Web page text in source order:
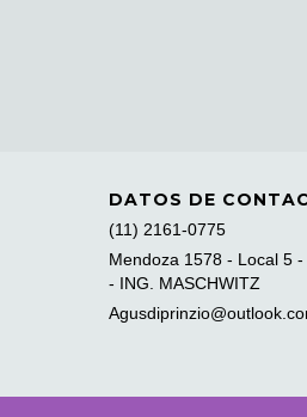
DATOS DE
(11) 2161-0775
Mendoza 1578 - Local 5
- ING. MASCHWITZ